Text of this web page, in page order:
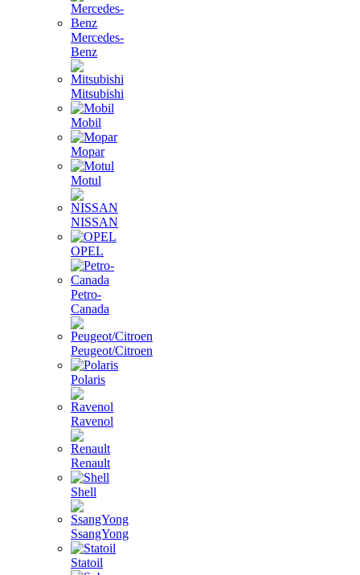
Mercedes-
Benz
Mitsubishi
Mobil
Mopar
Motul
NISSAN
OPEL
Petro-
Canada
Peugeot/Citroen
Polaris
Ravenol
Renault
Shell
SsangYong
Statoil